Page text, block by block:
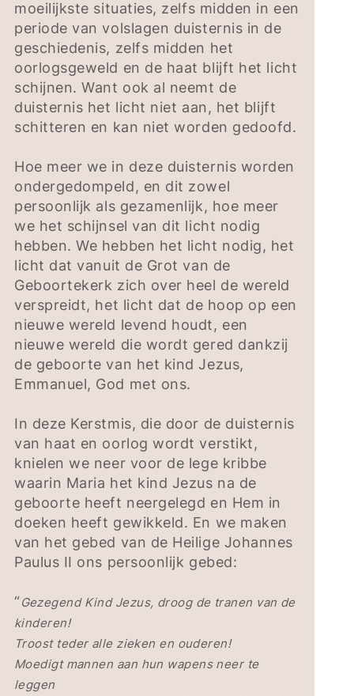
moeilijkste situaties, zelfs midden in een
periode van volslagen duisternis in de
geschiedenis, zelfs midden het
oorlogsgeweld en de haat blijft het licht
schijnen. Want ook al neemt de
duisternis het licht niet aan, het blijft
schitteren en kan niet worden gedoofd.
Hoe meer we in deze duisternis worden
ondergedompeld, en dit zowel
persoonlijk als gezamenlijk, hoe meer
we het schijnsel van dit licht nodig
hebben. We hebben het licht nodig, het
licht dat vanuit de Grot van de
Geboortekerk zich over heel de wereld
verspreidt, het licht dat de hoop op een
nieuwe wereld levend houdt, een
nieuwe wereld die wordt gered dankzij
de geboorte van het kind Jezus,
Emmanuel, God met ons.
In deze Kerstmis, die door de duisternis
van haat en oorlog wordt verstikt,
knielen we neer voor de lege kribbe
waarin Maria het kind Jezus na de
geboorte heeft neergelegd en Hem in
doeken heeft gewikkeld. En we maken
van het gebed van de Heilige Johannes
Paulus II ons persoonlijk gebed:
“Gezegend Kind Jezus, droog de tranen van de
kinderen!
Troost teder alle zieken en ouderen!
Moedigt mannen aan hun wapens neer te
leggen